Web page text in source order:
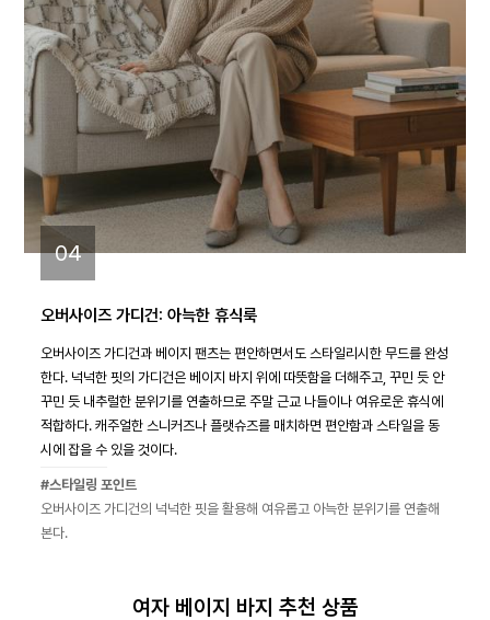
04
오버사이즈 가디건: 아늑한 휴식룩
오버사이즈 가디건과 베이지 팬츠는 편안하면서도 스타일리시한 무드를 완성
한다. 넉넉한 핏의 가디건은 베이지 바지 위에 따뜻함을 더해주고, 꾸민 듯 안
꾸민 듯 내추럴한 분위기를 연출하므로 주말 근교 나들이나 여유로운 휴식에
적합하다. 캐주얼한 스니커즈나 플랫슈즈를 매치하면 편안함과 스타일을 동
시에 잡을 수 있을 것이다.
#스타일링 포인트
오버사이즈 가디건의 넉넉한 핏을 활용해 여유롭고 아늑한 분위기를 연출해
본다.
여자 베이지 바지 추천 상품